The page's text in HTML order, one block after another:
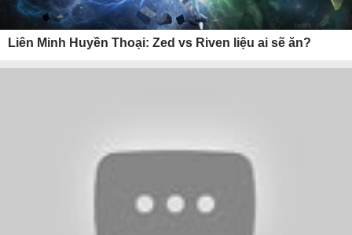
Liên Minh Huyền Thoại: Zed vs Riven liệu ai sẽ ăn?